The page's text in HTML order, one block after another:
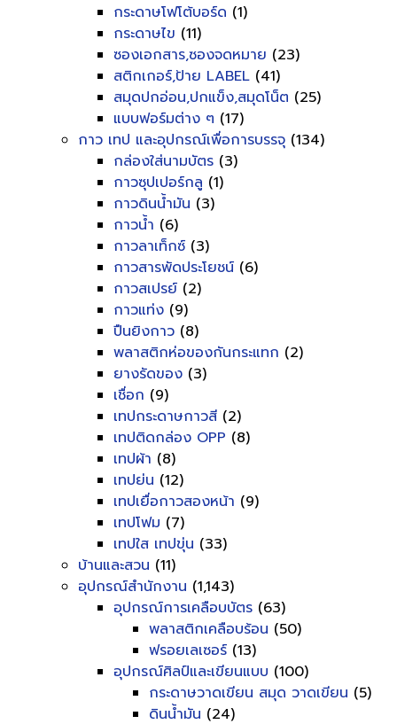
กระดาษโฟโต้บอร์ด (1)
กระดาษไข (11)
ซองเอกสาร,ซองจดหมาย (23)
สติกเกอร์,ป้าย LABEL (41)
สมุดปกอ่อน,ปกแข็ง,สมุดโน็ต (25)
แบบฟอร์มต่าง ๆ (17)
กาว เทป และอุปกรณ์เพื่อการบรรจุ (134)
กล่องใส่นามบัตร (3)
กาวซุปเปอร์กลู (1)
กาวดินน้ำมัน (3)
กาวน้ำ (6)
กาวลาเท็กซ์ (3)
กาวสารพัดประโยชน์ (6)
กาวสเปรย์ (2)
กาวแท่ง (9)
ปืนยิงกาว (8)
พลาสติกห่อของกันกระแทก (2)
ยางรัดของ (3)
เชื่อก (9)
เทปกระดาษกาวสี (2)
เทปติดกล่อง OPP (8)
เทปผ้า (8)
เทปย่น (12)
เทปเยื่อกาวสองหน้า (9)
เทปโฟม (7)
เทปใส เทปขุ่น (33)
บ้านและสวน (11)
อุปกรณ์สำนักงาน (1,143)
อุปกรณ์การเคลือบบัตร (63)
พลาสติกเคลือบร้อน (50)
ฟรอยเลเซอร์ (13)
อุปกรณ์ศิลป์และเขียนแบบ (100)
กระดาษวาดเขียน สมุด วาดเขียน (5)
ดินน้ำมัน (24)